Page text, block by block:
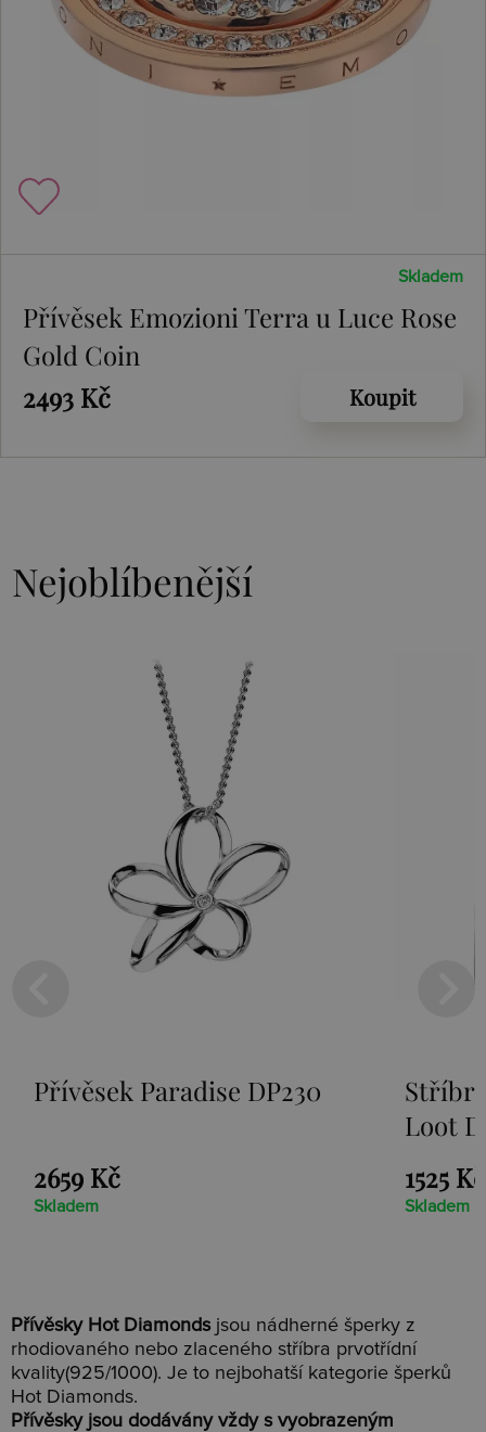
Skladem
Přívěsek Emozioni Terra u Luce Rose
Gold Coin
2493 Kč
Koupit
Nejoblíbenější
Přívěsek Paradise DP230
2659 Kč
Skladem
Loot
1525 Kč
Skladem
Přívěsky Hot Diamonds jsou nádherné šperky z
rhodiovaného nebo zlaceného stříbra prvotřídní
kvality(925/1000). Je to nejbohatší kategorie šperků
Hot Diamonds.
Přívěsky jsou dodávány vždy s vyobrazeným